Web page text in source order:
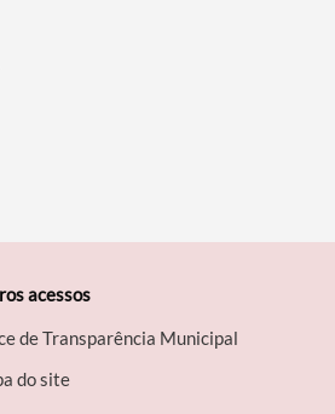
acessos
de Transparência Municipal
do site